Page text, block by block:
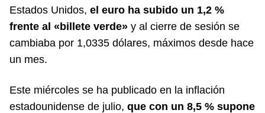
Estados Unidos, el euro ha subido un 1,2 %
frente al «billete verde» y al cierre de sesión se
cambiaba por 1,0335 dólares, máximos desde hace
un mes.
Este miércoles se ha publicado en la inflación
estadounidense de julio, que con un 8,5 % supone